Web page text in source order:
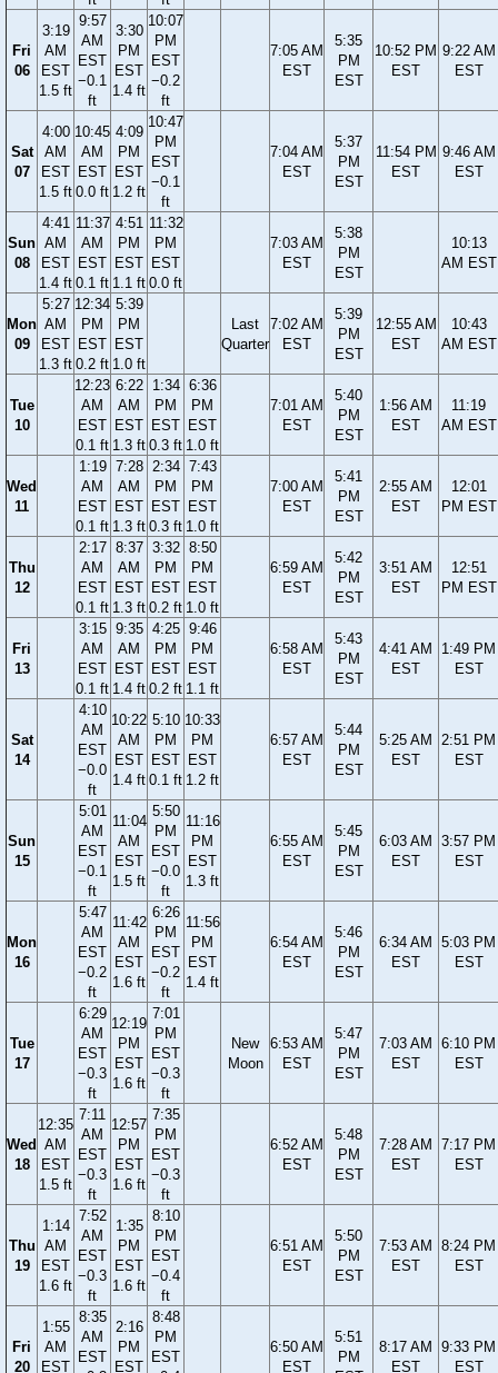
Fri
06
3:19
AM
EST
1.5 ft
9:57
AM
EST
−0.1
ft
3:30
PM
EST
1.4 ft
10:07
PM
EST
−0.2
ft
7:05 AM
EST
5:35
PM
EST
10:52 PM
EST
9:22 AM
EST
Sat
07
4:00
AM
EST
1.5 ft
10:45
AM
EST
0.0 ft
4:09
PM
EST
1.2 ft
10:47
PM
EST
−0.1
ft
7:04 AM
EST
5:37
PM
EST
11:54 PM
EST
9:46 AM
EST
Sun
08
4:41
AM
EST
1.4 ft
11:37
AM
EST
0.1 ft
4:51
PM
EST
1.1 ft
11:32
PM
EST
0.0 ft
7:03 AM
EST
5:38
PM
EST
10:13
AM EST
Mon
09
5:27
AM
EST
1.3 ft
12:34
PM
EST
0.2 ft
5:39
PM
EST
1.0 ft
Last
Quarter
7:02 AM
EST
5:39
PM
EST
12:55 AM
EST
10:43
AM EST
Tue
10
12:23
AM
EST
0.1 ft
6:22
AM
EST
1.3 ft
1:34
PM
EST
0.3 ft
6:36
PM
EST
1.0 ft
7:01 AM
EST
5:40
PM
EST
1:56 AM
EST
11:19
AM EST
Wed
11
1:19
AM
EST
0.1 ft
7:28
AM
EST
1.3 ft
2:34
PM
EST
0.3 ft
7:43
PM
EST
1.0 ft
7:00 AM
EST
5:41
PM
EST
2:55 AM
EST
12:01
PM EST
Thu
12
2:17
AM
EST
0.1 ft
8:37
AM
EST
1.3 ft
3:32
PM
EST
0.2 ft
8:50
PM
EST
1.0 ft
6:59 AM
EST
5:42
PM
EST
3:51 AM
EST
12:51
PM EST
Fri
13
3:15
AM
EST
0.1 ft
9:35
AM
EST
1.4 ft
4:25
PM
EST
0.2 ft
9:46
PM
EST
1.1 ft
6:58 AM
EST
5:43
PM
EST
4:41 AM
EST
1:49 PM
EST
Sat
14
4:10
AM
EST
−0.0
ft
10:22
AM
EST
1.4 ft
5:10
PM
EST
0.1 ft
10:33
PM
EST
1.2 ft
6:57 AM
EST
5:44
PM
EST
5:25 AM
EST
2:51 PM
EST
Sun
15
5:01
AM
EST
−0.1
ft
11:04
AM
EST
1.5 ft
5:50
PM
EST
−0.0
ft
11:16
PM
EST
1.3 ft
6:55 AM
EST
5:45
PM
EST
6:03 AM
EST
3:57 PM
EST
Mon
16
5:47
AM
EST
−0.2
ft
11:42
AM
EST
1.6 ft
6:26
PM
EST
−0.2
ft
11:56
PM
EST
1.4 ft
6:54 AM
EST
5:46
PM
EST
6:34 AM
EST
5:03 PM
EST
Tue
17
6:29
AM
EST
−0.3
ft
12:19
PM
EST
1.6 ft
7:01
PM
EST
−0.3
ft
New
Moon
6:53 AM
EST
5:47
PM
EST
7:03 AM
EST
6:10 PM
EST
Wed
18
12:35
AM
EST
1.5 ft
7:11
AM
EST
−0.3
ft
12:57
PM
EST
1.6 ft
7:35
PM
EST
−0.3
ft
6:52 AM
EST
5:48
PM
EST
7:28 AM
EST
7:17 PM
EST
Thu
19
1:14
AM
EST
1.6 ft
7:52
AM
EST
−0.3
ft
1:35
PM
EST
1.6 ft
8:10
PM
EST
−0.4
ft
6:51 AM
EST
5:50
PM
EST
7:53 AM
EST
8:24 PM
EST
Fri
20
1:55
AM
EST
8:35
AM
EST
2:16
PM
EST
8:48
PM
EST
6:50 AM
EST
5:51
PM
8:17 AM
EST
9:33 PM
EST